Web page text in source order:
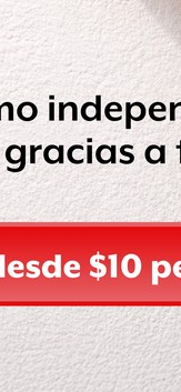
y mayo
de la
de la